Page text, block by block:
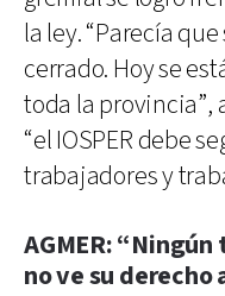
la ley. “Parecía
cerrado. Hoy se
toda la provincia”,
“el IOSPER debe
trabajadores y
AGMER:
no ve su